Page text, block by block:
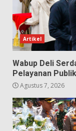
Artikel
Wabup Deli
Pelayanan
Agustus 7, 2026